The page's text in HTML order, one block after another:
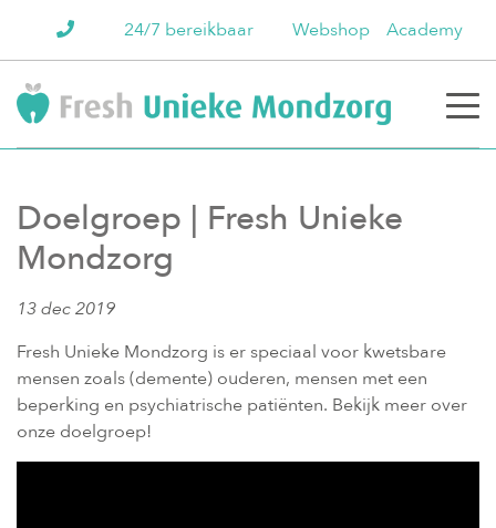
24/7 bereikbaar Webshop Academy
Doelgroep | Fresh Unieke
Mondzorg
13 dec 2019
Fresh Unieke Mondzorg is er speciaal voor kwetsbare
mensen zoals (demente) ouderen, mensen met een
beperking en psychiatrische patiënten. Bekijk meer over
onze doelgroep!